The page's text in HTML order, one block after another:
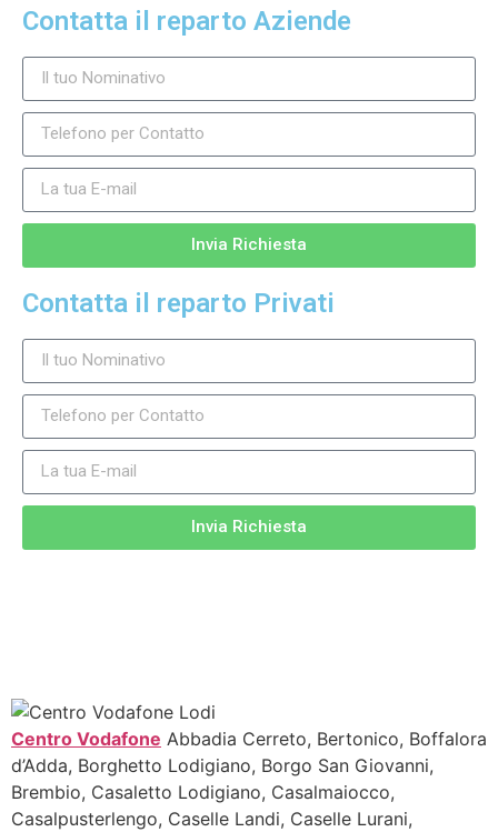
Contatta il reparto Aziende
Invia Richiesta
Contatta il reparto Privati
Invia Richiesta
Centro Vodafone Abbadia Cerreto, Bertonico, Boffalora
d’Adda, Borghetto Lodigiano, Borgo San Giovanni,
Brembio, Casaletto Lodigiano, Casalmaiocco,
Casalpusterlengo, Caselle Landi, Caselle Lurani,